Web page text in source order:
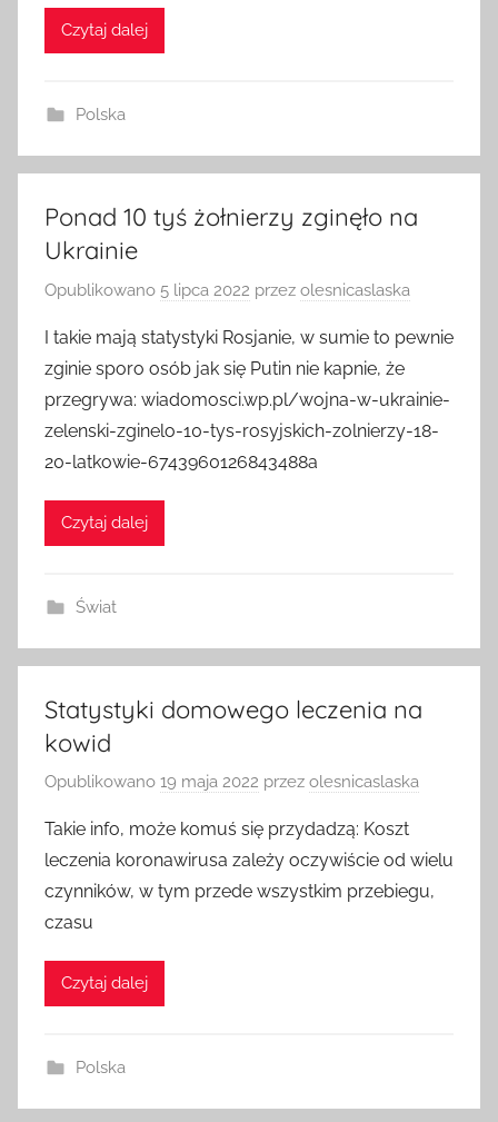
Czytaj dalej
Polska
Ponad 10 tyś żołnierzy zginęło na
Ukrainie
Opublikowano 5 lipca 2022 przez olesnicaslaska
I takie mają statystyki Rosjanie, w sumie to pewnie
zginie sporo osób jak się Putin nie kapnie, że
przegrywa: wiadomosci.wp.pl/wojna-w-ukrainie-
zelenski-zginelo-10-tys-rosyjskich-zolnierzy-18-
20-latkowie-6743960126843488a
Czytaj dalej
Świat
Statystyki domowego leczenia na
kowid
Opublikowano 19 maja 2022 przez olesnicaslaska
Takie info, może komuś się przydadzą: Koszt
leczenia koronawirusa zależy oczywiście od wielu
czynników, w tym przede wszystkim przebiegu,
czasu
Czytaj dalej
Polska